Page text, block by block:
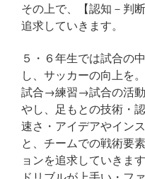
その上で、【認知－判
追求していきます。
５・６年生では試合の
し、サッカーの向上を。
試合→練習→試合の活
やし、足もとの技術・
速さ・アイデアやイン
と、チームでの戦術要
ョンを追求していきます